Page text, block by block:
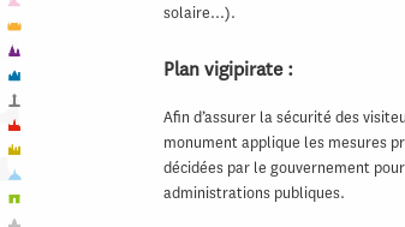
solaire…).
Plan vigipirate :
Afin d’assurer la sécurité des
monument applique les mesures
décidées par le gouvernement
administrations publiques.